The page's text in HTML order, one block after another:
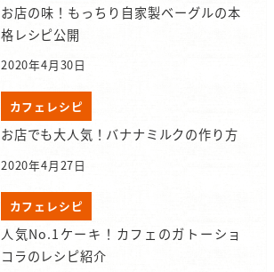
お店の味！もっちり自家製ベーグルの本
格レシピ公開
2020年4月30日
カフェレシピ
お店でも大人気！バナナミルクの作り方
2020年4月27日
カフェレシピ
人気No.1ケーキ！カフェのガトーショ
コラのレシピ紹介